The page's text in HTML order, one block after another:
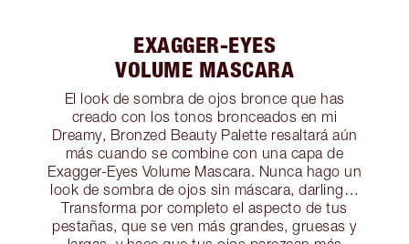
EXAGGER-EYES
VOLUME MASCARA
El look de sombra de ojos bronce que has
creado con los tonos bronceados en mi
Dreamy, Bronzed Beauty Palette resaltará aún
más cuando se combine con una capa de
Exagger-Eyes Volume Mascara. Nunca hago un
look de sombra de ojos sin máscara, darling…
Transforma por completo el aspecto de tus
pestañas, que se ven más grandes, gruesas y